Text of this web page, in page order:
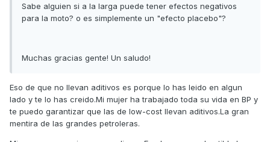
Sabe alguien si a la larga puede tener efectos negativos
para la moto? o es simplemente un "efecto placebo"?
Muchas gracias gente! Un saludo!
Eso de que no llevan aditivos es porque lo has leido en algun
lado y te lo has creido.Mi mujer ha trabajado toda su vida en BP y
te puedo garantizar que las de low-cost llevan aditivos.La gran
mentira de las grandes petroleras.